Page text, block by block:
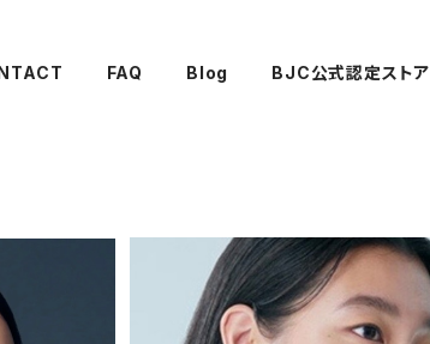
FAQ Blog BJC公式認定ストア